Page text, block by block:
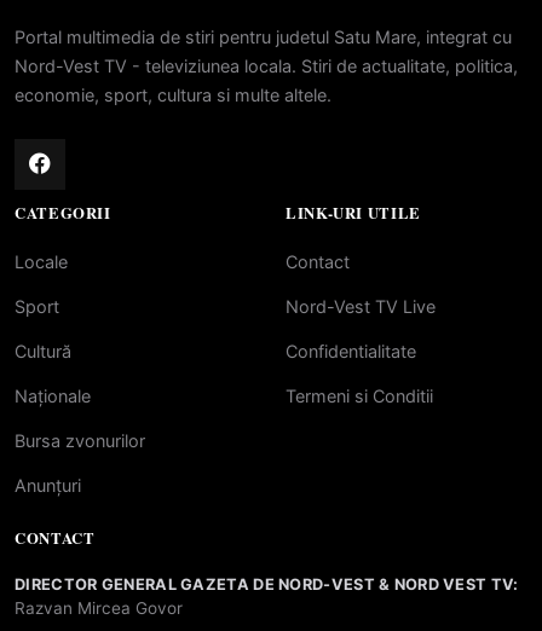
Portal multimedia de stiri pentru judetul Satu Mare, integrat cu
Nord-Vest TV - televiziunea locala. Stiri de actualitate, politica,
economie, sport, cultura si multe altele.
CATEGORII
Locale
Sport
Cultură
Naționale
Bursa zvonurilor
Anunțuri
LINK-URI UTILE
Contact
Nord-Vest TV Live
Confidentialitate
Termeni si Conditii
CONTACT
DIRECTOR GENERAL GAZETA DE NORD-VEST & NORD VEST TV:
Razvan Mircea Govor